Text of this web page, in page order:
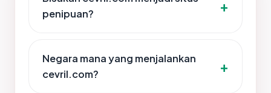
penipuan?
Negara mana yang menjalankan
cevril.com?